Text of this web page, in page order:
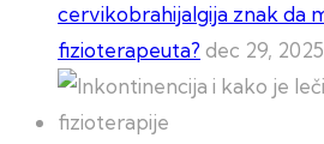
cervikobrahijalgija znak da
fizioterapeuta? dec 29, 2025